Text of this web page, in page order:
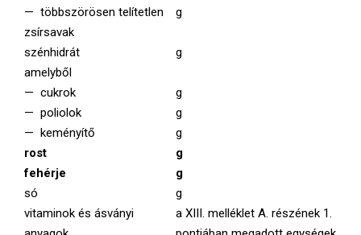
— többszörösen telítetlen
zsírsavak
g
szénhidrát
g
amelyből
— cukrok
g
— poliolok
g
— keményítő
g
rost
g
fehérje
g
só
g
vitaminok és ásványi
a XIII. melléklet A. részének 1.